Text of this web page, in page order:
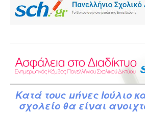
Κατά τους μήνες Ιούλιο
σχολείο θα είναι